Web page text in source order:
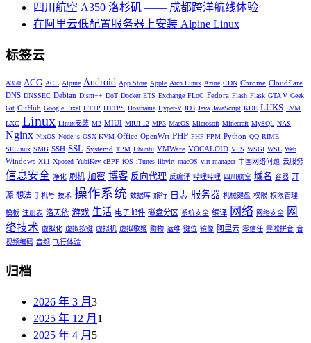
四川航空 A350 洛杉矶 —— 成都跨洋航线体验
在阿里云低配置服务器上安装 Alpine Linux
标签云
A350 ACG ACL Alpine Android App Store Apple Arch Linux Azure CDN Chrome Cloudflare
DNS DNSSEC Debian Dism++ DoT Docker ETS Exchange FLoC Fedora Flash Flask GTA V Geek
Git GitHub Google Pixel HTTP HTTPS Hostname Hyper-V ID3 Java JavaScript KDE LUKS LVM
LXC Linux Linux安装 M2 MIUI MIUI 12 MP3 MacOS Microsoft Minecraft MySQL NAS
Nginx NixOS Node.js OSX-KVM Office OpenWrt PHP PHP-FPM Python QQ RIME
SELinux SMB SSH SSL Systemd TPM Ubuntu VMWare VOCALOID VPS WSGI WSL Web
Windows X11 Xposed YubiKey eBPF iOS iTunes libvirt macOS virt-manager 中国网络问题 云服务
信息安全 净化 刷机 加密 博客 反向代理 反编译 哔哩哔哩 四川航空 域名 容器 开
源 想法 手机号 技术 操作系统 数据库 旅行 日志 服务器 机械键盘 权限 权限管理
模板 注册表 洛天依 游戏 生活 电子邮件 磁盘分区 系统安全 编译 网络 网络安全
网
络技术 虚拟化 虚拟按键 虚拟机 虚拟歌姬 购物 运维 键位 镜像 阿里云 零信任 雾凇拼音 音
视频编码 音频 飞行体验
归档
2026 年 3 月 3
2025 年 12 月 1
2025 年 4 月 5